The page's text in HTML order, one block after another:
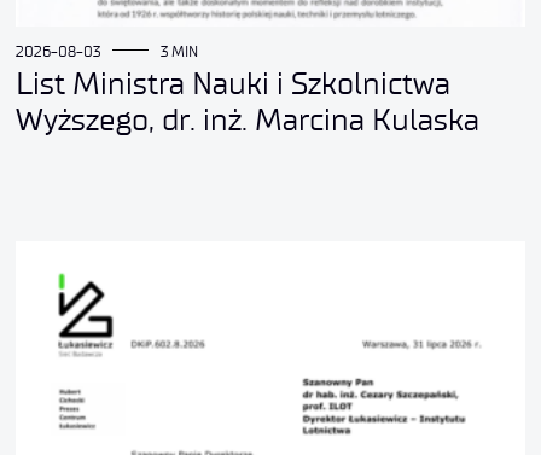
2026-08-03 3 MIN
List Ministra Nauki i Szkolnictwa
Wyższego, dr. inż. Marcina Kulaska